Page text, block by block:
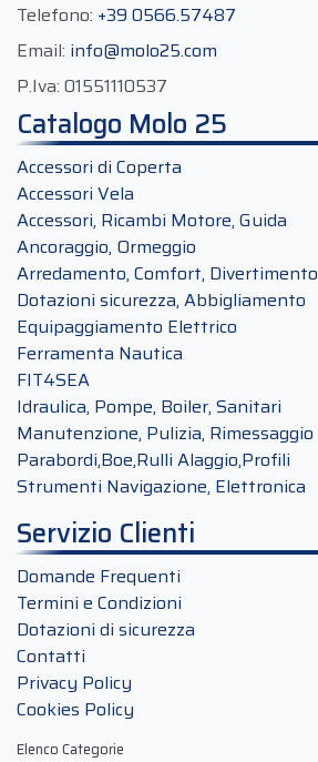
Telefono: +39 0566.57487
Email: info@molo25.com
P.Iva: 01551110537
Catalogo Molo 25
Accessori di Coperta
Accessori Vela
Accessori, Ricambi Motore, Guida
Ancoraggio, Ormeggio
Arredamento, Comfort, Divertimento
Dotazioni sicurezza, Abbigliamento
Equipaggiamento Elettrico
Ferramenta Nautica
FIT4SEA
Idraulica, Pompe, Boiler, Sanitari
Manutenzione, Pulizia, Rimessaggio
Parabordi,Boe,Rulli Alaggio,Profili
Strumenti Navigazione, Elettronica
Servizio Clienti
Domande Frequenti
Termini e Condizioni
Dotazioni di sicurezza
Contatti
Privacy Policy
Cookies Policy
Elenco Categorie